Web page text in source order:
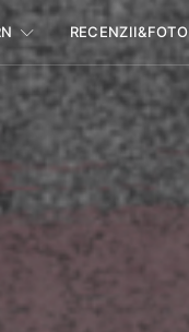
RECENZII&FOTO